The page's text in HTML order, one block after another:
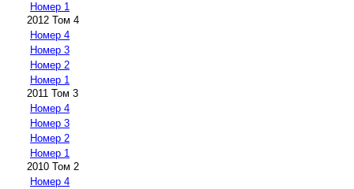
Номер 1
2012 Том 4
Номер 4
Номер 3
Номер 2
Номер 1
2011 Том 3
Номер 4
Номер 3
Номер 2
Номер 1
2010 Том 2
Номер 4